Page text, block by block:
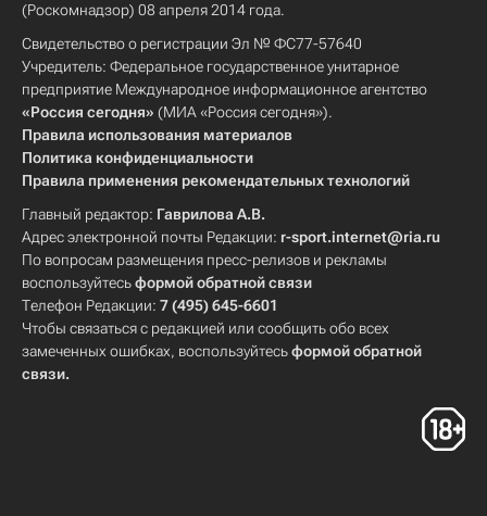
(Роскомнадзор) 08 апреля 2014 года.
Свидетельство о регистрации Эл № ФС77-57640
Учредитель: Федеральное государственное унитарное
предприятие Международное информационное агентство
«Россия сегодня» (МИА «Россия сегодня»).
Правила использования материалов
Политика конфиденциальности
Правила применения рекомендательных технологий
Главный редактор: Гаврилова А.В.
Адрес электронной почты Редакции: r-sport.internet@ria.ru
По вопросам размещения пресс-релизов и рекламы
воспользуйтесьформой обратной связи
Телефон Редакции: 7 (495) 645-6601
Чтобы связаться с редакцией или сообщить обо всех
замеченных ошибках, воспользуйтесьформой обратной
связи.